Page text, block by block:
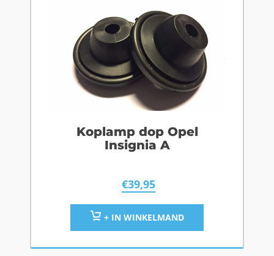
Koplamp dop Opel
Insignia A
€39,95
+ IN WINKELMAND